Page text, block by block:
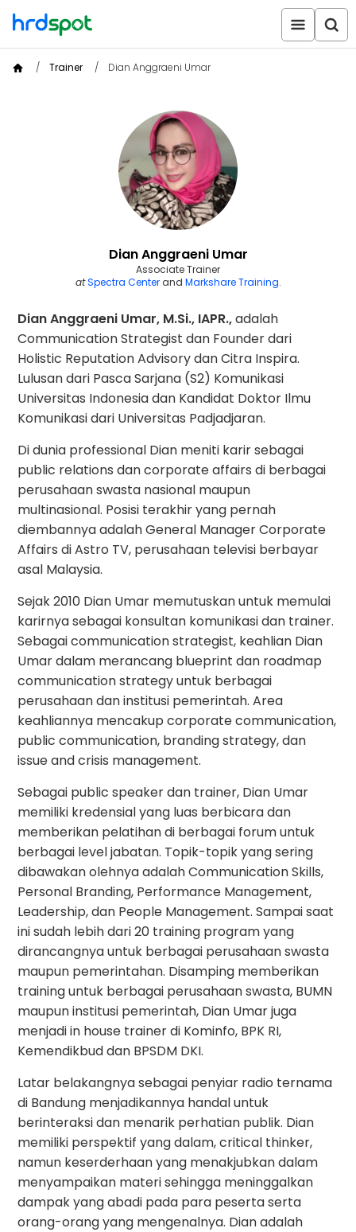
Trainer Dian Anggraeni Umar
Dian Anggraeni Umar
Associate Trainer
at Spectra Centerand Markshare Training.
Dian Anggraeni Umar, M.Si., IAPR.,adalah
Communication Strategist dan Founder dari
Holistic Reputation Advisory dan Citra Inspira.
Lulusan dari Pasca Sarjana (S2) Komunikasi
Universitas Indonesia dan Kandidat Doktor Ilmu
Komunikasi dari Universitas Padjadjaran.
Di dunia professional Dian meniti karir sebagai
public relations dan corporate affairs di berbagai
perusahaan swasta nasional maupun
multinasional. Posisi terakhir yang pernah
diembannya adalah General Manager Corporate
Affairs di Astro TV, perusahaan televisi berbayar
asal Malaysia.
Sejak 2010 Dian Umar memutuskan untuk memulai
karirnya sebagai konsultan komunikasi dan trainer.
Sebagai communication strategist, keahlian Dian
Umar dalam merancang blueprint dan roadmap
communication strategy untuk berbagai
perusahaan dan institusi pemerintah. Area
keahliannya mencakup corporate communication,
public communication, branding strategy, dan
issue and crisis management.
Sebagai public speaker dan trainer, Dian Umar
memiliki kredensial yang luas berbicara dan
memberikan pelatihan di berbagai forum untuk
berbagai level jabatan. Topik-topik yang sering
dibawakan olehnya adalah Communication Skills,
Personal Branding, Performance Management,
Leadership, dan People Management. Sampai saat
ini sudah lebih dari 20 training program yang
dirancangnya untuk berbagai perusahaan swasta
maupun pemerintahan. Disamping memberikan
training untuk berbagai perusahaan swasta, BUMN
maupun institusi pemerintah, Dian Umar juga
menjadi in house trainer di Kominfo, BPK RI,
Kemendikbud dan BPSDM DKI.
Latar belakangnya sebagai penyiar radio ternama
di Bandung menjadikannya handal untuk
berinteraksi dan menarik perhatian publik. Dian
memiliki perspektif yang dalam, critical thinker,
namun keserderhaan yang menakjubkan dalam
menyampaikan materi sehingga meninggalkan
dampak yang abadi pada para peserta serta
orang-orang yang mengenalnya. Dian adalah